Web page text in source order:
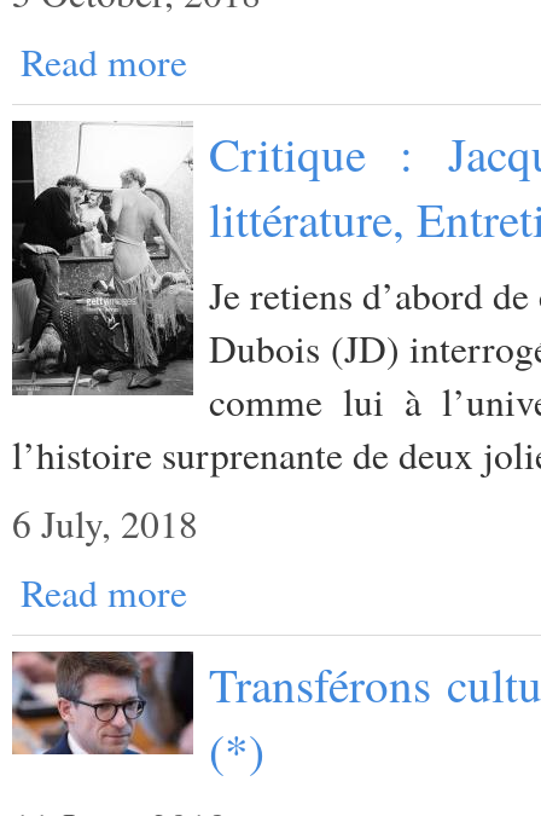
Read more
Critique :
littérature,
Je retiens d’abord
Dubois (JD)
comme lui à
l’histoire surprenante de deux
6 July, 2018
Read more
Transférons
(*)